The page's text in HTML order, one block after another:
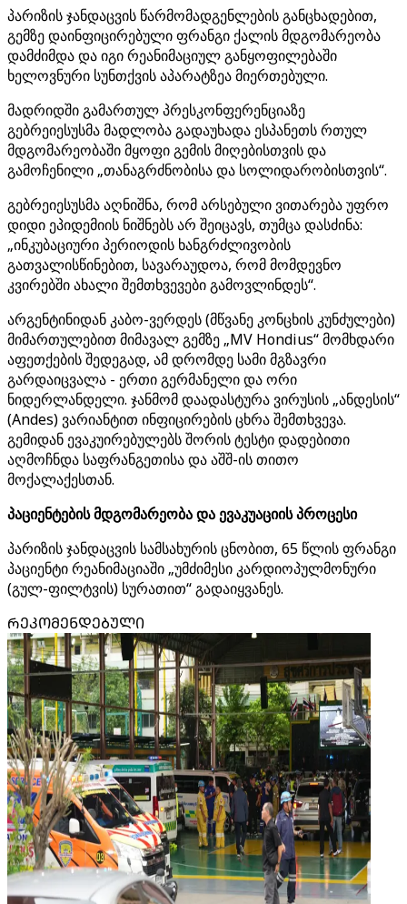
პარიზის ჯანდაცვის წარმომადგენლების განცხადებით,
გემზე დაინფიცირებული ფრანგი ქალის მდგომარეობა
დამძიმდა და იგი რეანიმაციულ განყოფილებაში
ხელოვნური სუნთქვის აპარატზეა მიერთებული.
მადრიდში გამართულ პრესკონფერენციაზე
გებრეიესუსმა მადლობა გადაუხადა ესპანეთს რთულ
მდგომარეობაში მყოფი გემის მიღებისთვის და
გამოჩენილი „თანაგრძნობისა და სოლიდარობისთვის“.
გებრეიესუსმა აღნიშნა, რომ არსებული ვითარება უფრო
დიდი ეპიდემიის ნიშნებს არ შეიცავს, თუმცა დასძინა:
„ინკუბაციური პერიოდის ხანგრძლივობის
გათვალისწინებით, სავარაუდოა, რომ მომდევნო
კვირებში ახალი შემთხვევები გამოვლინდეს“.
არგენტინიდან კაბო-ვერდეს (მწვანე კონცხის კუნძულები)
მიმართულებით მიმავალ გემზე „MV Hondius“ მომხდარი
აფეთქების შედეგად, ამ დრომდე სამი მგზავრი
გარდაიცვალა - ერთი გერმანელი და ორი
ნიდერლანდელი. ჯანმომ დაადასტურა ვირუსის „ანდესის“
(Andes) ვარიანტით ინფიცირების ცხრა შემთხვევა.
გემიდან ევაკუირებულებს შორის ტესტი დადებითი
აღმოჩნდა საფრანგეთისა და აშშ-ის თითო
მოქალაქესთან.
პაციენტების მდგომარეობა და ევაკუაციის პროცესი
პარიზის ჯანდაცვის სამსახურის ცნობით, 65 წლის ფრანგი
პაციენტი რეანიმაციაში „უმძიმესი კარდიოპულმონური
(გულ-ფილტვის) სურათით“ გადაიყვანეს.
ᲠᲔᲙᲝᲛᲔᲜᲓᲔᲑᲣᲚᲘ